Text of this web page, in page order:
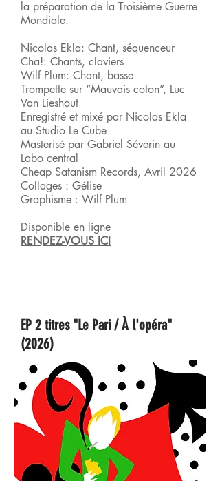
la préparation de la Troisième Guerre
Mondiale.
Nicolas Ekla: Chant, séquenceur
Cha!: Chants, claviers
Wilf Plum: Chant, basse
Trompette sur “Mauvais coton”, Luc
Van Lieshout
Enregistré et mixé par Nicolas Ekla
au Studio Le Cube
Masterisé par Gabriel Séverin au
Labo central
Cheap Satanism Records, Avril 2026
Collages : Gélise
Graphisme : Wilf Plum
Disponible en ligne
RENDEZ-VOUS ICI
EP 2 titres "Le Pari / À l'opéra"
(2026)